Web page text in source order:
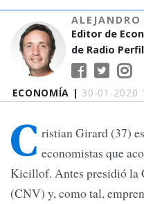
ECONOMÍA | 30-01-2020
Editor de
de Radio
C ristian Girard (37)
economistas que
Kicillof. Antes presidió la
(CNV) y, como tal,